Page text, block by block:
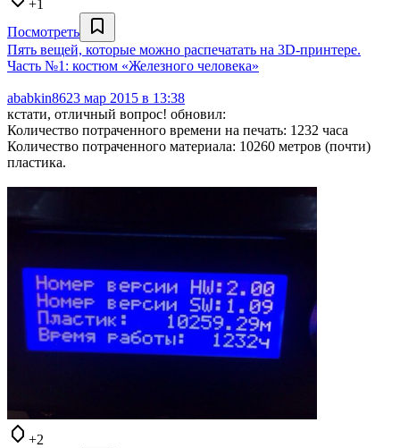
+1
Посмотреть
Пять вещей, которые можно распечатать на 3D-принтере.
Часть №1: костюм «Железного человека»
ababkin8623 мар 2015 в 13:38
кстати, отличный вопрос! обновил:
Количество потраченного времени на печать: 1232 часа
Количество потраченного материала: 10260 метров (почти)
пластика.
+2